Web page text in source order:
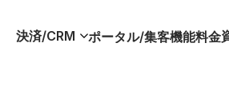
決済/CRM ポータル/集客機能料金